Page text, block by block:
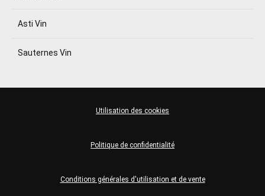
Asti Vin
Sauternes Vin
Conditions générales d'utilisation et de vente
Politique de confidentialité
Utilisation des cookies